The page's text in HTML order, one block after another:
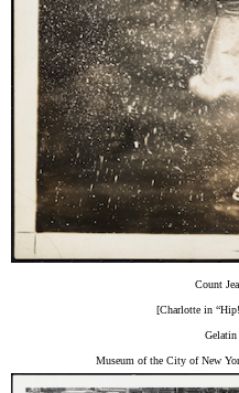
Count
[Charlotte in
Museum of the City of New